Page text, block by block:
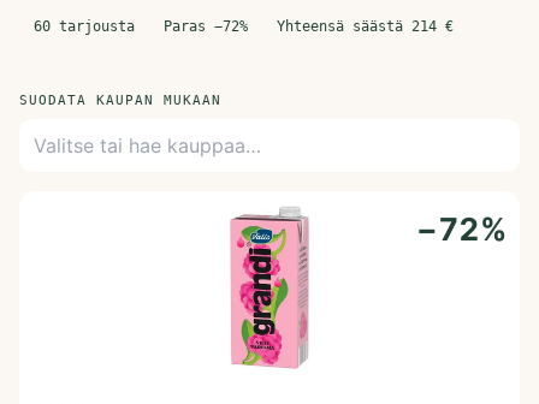
60 tarjousta Paras −72% Yhteensä säästä 214 €
SUODATA KAUPAN MUKAAN
−72%